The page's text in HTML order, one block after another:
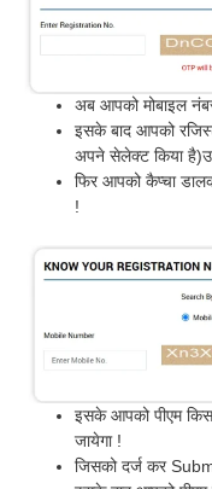
अब आपको मोबाइल
इसके बाद आपको
अपने सेलेक्ट किया
फिर आपको कैप्चा
!
इसके आपको पीएम
जायेगा !
जिसको दर्ज कर